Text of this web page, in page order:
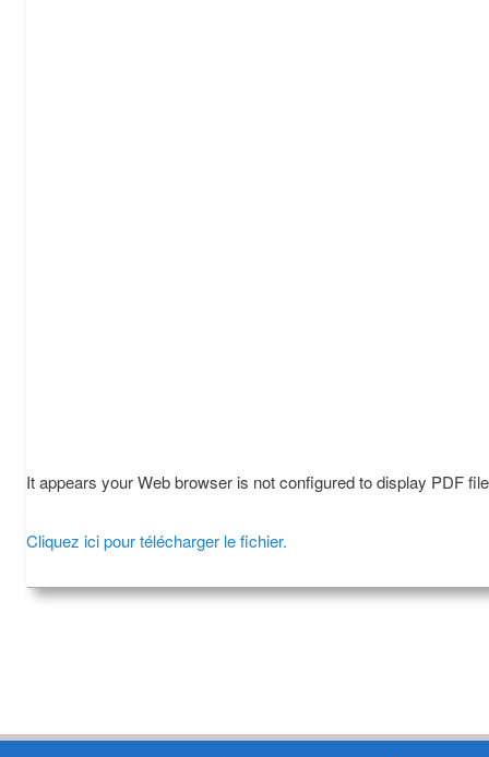
It appears your Web browser is not configured to display PDF
Cliquez ici pour télécharger le fichier.